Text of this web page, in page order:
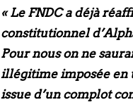
« Le FNDC a déjà
constitutionnel
Pour nous on ne
illégitime imposée en
issue d’un complot